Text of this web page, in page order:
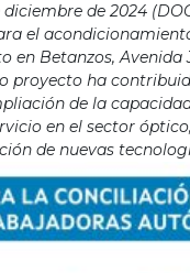
de 2024
el
en Betanzos, Avenida
proyecto ha
de la
en el sector
de nuevas